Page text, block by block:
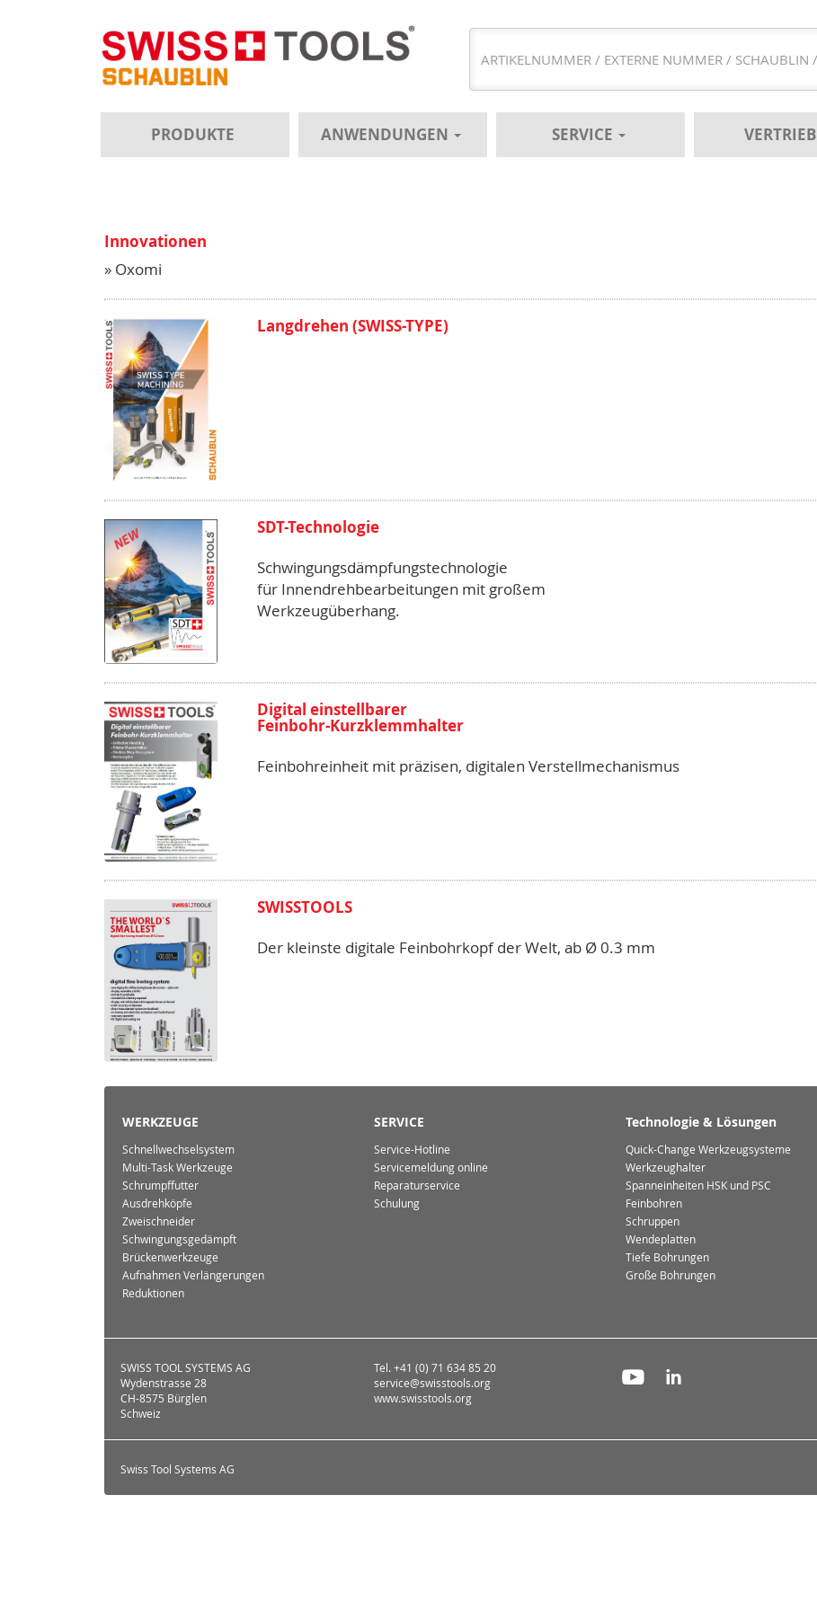
PRODUKTE ANWENDUNGEN SERVICE VERTRIEB
Innovationen
» Oxomi
Langdrehen (SWISS-TYPE)
SDT-Technologie
Schwingungsdämpfungstechnologie
für Innendrehbearbeitungen mit großem
Werkzeugüberhang.
Digital einstellbarer
Feinbohr-Kurzklemmhalter
Feinbohreinheit mit präzisen, digitalen Verstellmechanismus
SWISSTOOLS
Der kleinste digitale Feinbohrkopf der Welt, ab Ø 0.3 mm
WERKZEUGE
Schnellwechselsystem
Multi-Task Werkzeuge
Schrumpffutter
Ausdrehköpfe
Zweischneider
Schwingungsgedämpft
Brückenwerkzeuge
Aufnahmen Verlängerungen
Reduktionen
SERVICE
Service-Hotline
Servicemeldung online
Reparaturservice
Schulung
Technologie & Lösungen
Quick-Change Werkzeugsysteme
Werkzeughalter
Spanneinheiten HSK und PSC
Feinbohren
Schruppen
Wendeplatten
Tiefe Bohrungen
Große Bohrungen
SWISS TOOL SYSTEMS AG
Wydenstrasse 28
CH-8575 Bürglen
Schweiz
Tel. +41 (0) 71 634 85 20
service@swisstools.org
www.swisstools.org
Swiss Tool Systems AG